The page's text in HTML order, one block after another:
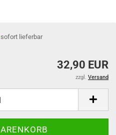
sofort lieferbar
32,90 EUR
zzgl. Versand